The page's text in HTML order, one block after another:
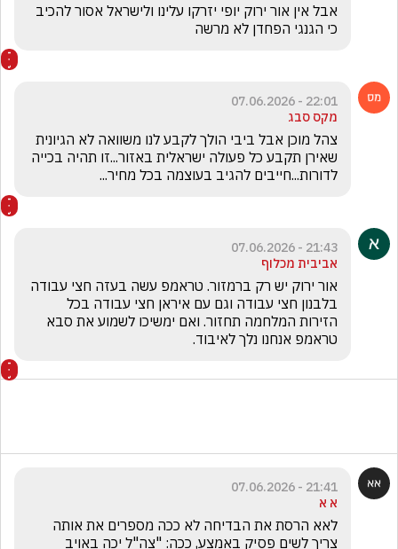
כי הגנגי הפחדן לא מרשה
22:01 - 07.06.2026
מקס סבג
לדורות...חייבים להגיב בעוצמה בכל מחיר...
21:43 - 07.06.2026
אביבית מכלוף
טראמפ אנחנו נלך לאיבוד.
21:41 - 07.06.2026
א א